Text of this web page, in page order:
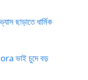
ছাড়াতে ধার্মিক
ভাই চুদে বড়